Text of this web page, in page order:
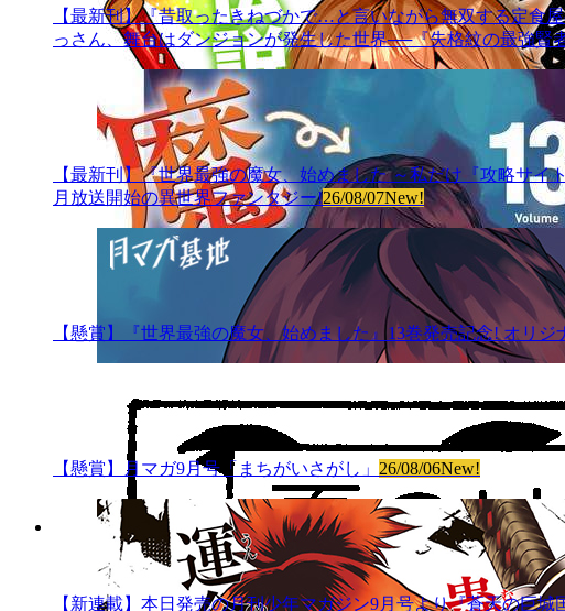
【最新刊】『昔取ったきねづかで…と言いながら無双する定食
っさん、舞台はダンジョンが発生した世界──『失格紋の最強
【最新刊】『世界最強の魔女、始めました ～私だけ『攻略サ
月放送開始の異世界ファンタジー!26/08/07New!
【懸賞】『世界最強の魔女、始めました』13巻発売記念! オリ
【懸賞】月マガ9月号「まちがいさがし」 26/08/06New!
【新連載】本日発売の月刊少年マガジン9月号より『蒼天の巨